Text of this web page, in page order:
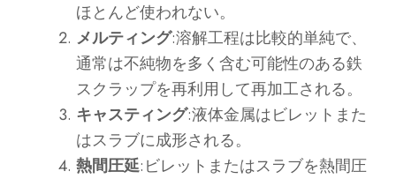
ほとんど使われない。
メルティング:溶解工程は比較的単純で、
通常は不純物を多く含む可能性のある鉄
スクラップを再利用して再加工される。
キャスティング:液体金属はビレットまた
はスラブに成形される。
熱間圧延:ビレットまたはスラブを熱間圧